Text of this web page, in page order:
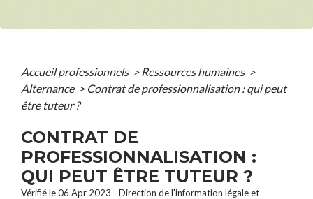
Accueil professionnels > Ressources humaines >
Alternance > Contrat de professionnalisation : qui peut
être tuteur ?
CONTRAT DE
PROFESSIONNALISATION :
QUI PEUT ÊTRE TUTEUR ?
Vérifié le 06 Apr 2023 - Direction de l'information légale et